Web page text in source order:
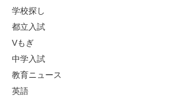
学校探し
都立入試
Vもぎ
中学入試
教育ニュース
英語